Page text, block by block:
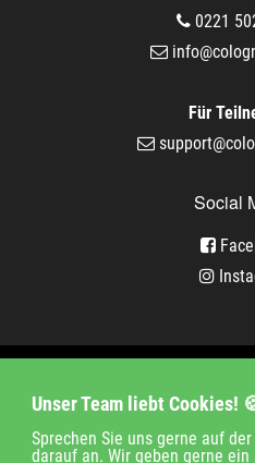
Unser Team liebt Cookies!
Sprechen Sie uns gerne auf
darauf an. Wir geben gerne
0221
Für
Social
Jobs